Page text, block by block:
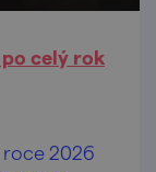
celý rok
roce 2026